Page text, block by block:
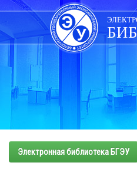
Skip
navigation
Электронная библиотека БГЭУ